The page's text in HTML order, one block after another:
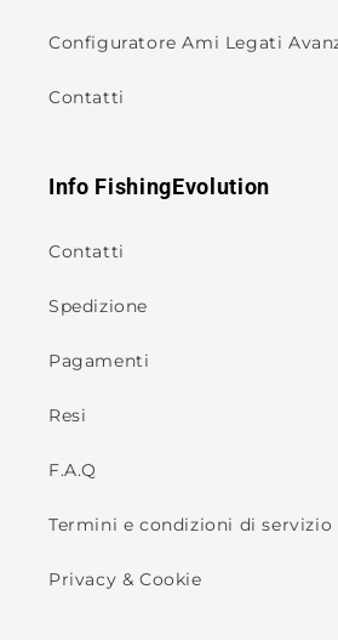
Configuratore Ami Legati
Contatti
Info FishingEvolution
Contatti
Spedizione
Pagamenti
Resi
F.A.Q
Termini e condizioni di servizio
Privacy & Cookie